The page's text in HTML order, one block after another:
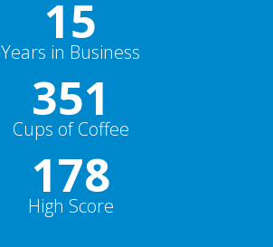
15
Years in Business
352
Cups of Coffee
178
High Score